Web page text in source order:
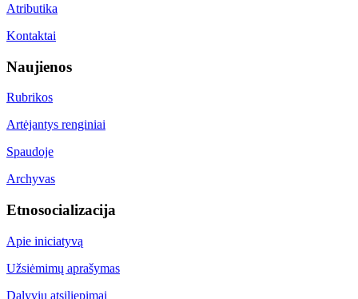
Atributika
Kontaktai
Naujienos
Rubrikos
Artėjantys renginiai
Spaudoje
Archyvas
Etnosocializacija
Apie iniciatyvą
Užsiėmimų aprašymas
Dalyvių atsiliepimai